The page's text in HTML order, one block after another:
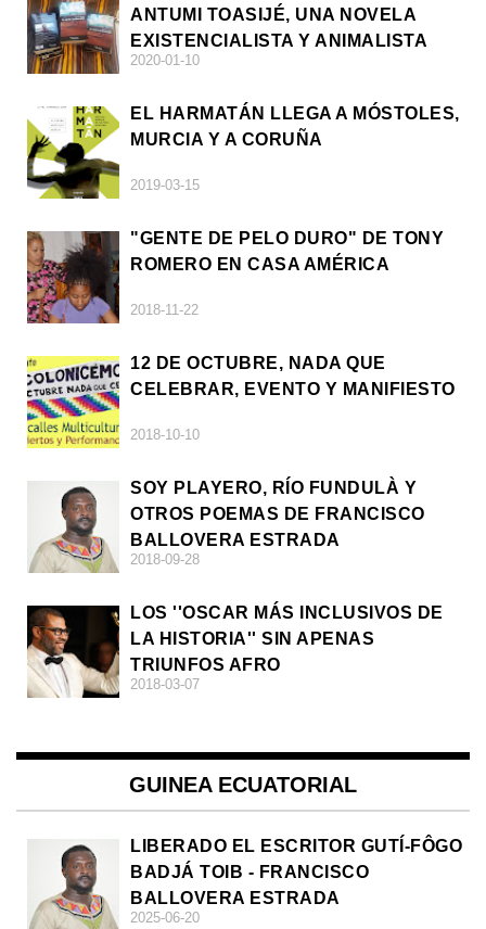
ANTUMI TOASIJÉ, UNA NOVELA
EXISTENCIALISTA Y ANIMALISTA
2020-01-10
EL HARMATÁN LLEGA A MÓSTOLES,
MURCIA Y A CORUÑA
2019-03-15
"GENTE DE PELO DURO" DE TONY
ROMERO EN CASA AMÉRICA
2018-11-22
12 DE OCTUBRE, NADA QUE
CELEBRAR, EVENTO Y MANIFIESTO
2018-10-10
SOY PLAYERO, RÍO FUNDULÀ Y
OTROS POEMAS DE FRANCISCO
BALLOVERA ESTRADA
2018-09-28
LOS ''OSCAR MÁS INCLUSIVOS DE
LA HISTORIA'' SIN APENAS
TRIUNFOS AFRO
2018-03-07
GUINEA ECUATORIAL
LIBERADO EL ESCRITOR GUTÍ-FÔGO
BADJÁ TOIB - FRANCISCO
BALLOVERA ESTRADA
2025-06-20